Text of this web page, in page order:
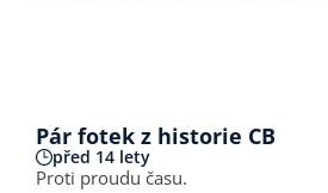
Pár fotek z historie CB
před 14 lety
Proti proudu času.